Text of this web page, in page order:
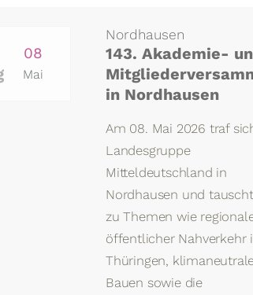
08
Mai
Nordhausen
143. Akademie-
in Nordhausen
Am 08. Mai 2026 traf
Landesgruppe
Mitteldeutschland in
Nordhausen und
zu Themen wie
öffentlicher Nahverkehr
Thüringen,
Bauen sowie die